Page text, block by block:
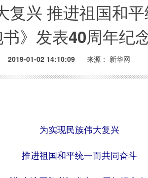
复兴 推进祖国和
书》发表40周年纪
2019-01-02 14:10:09 来源： 新华网
为实现民族伟大复兴
推进祖国和平统一而共同奋斗